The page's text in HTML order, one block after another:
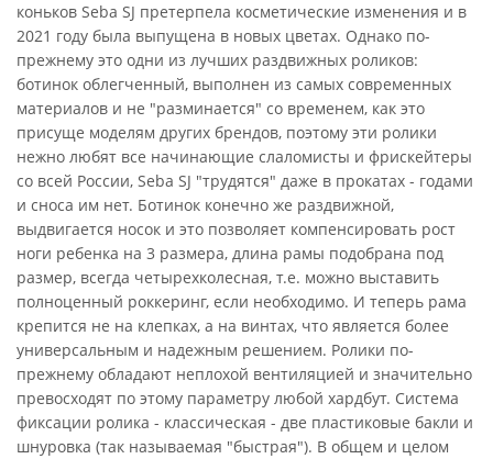
коньков Seba SJ претерпела косметические изменения и в
2021 году была выпущена в новых цветах. Однако по-
прежнему это одни из лучших раздвижных роликов:
ботинок облегченный, выполнен из самых современных
материалов и не "разминается" со временем, как это
присуще моделям других брендов, поэтому эти ролики
нежно любят все начинающие слаломисты и фрискейтеры
со всей России, Seba SJ "трудятся" даже в прокатах - годами
и сноса им нет. Ботинок конечно же раздвижной,
выдвигается носок и это позволяет компенсировать рост
ноги ребенка на 3 размера, длина рамы подобрана под
размер, всегда четырехколесная, т.е. можно выставить
полноценный роккеринг, если необходимо. И теперь рама
крепится не на клепках, а на винтах, что является более
универсальным и надежным решением. Ролики по-
прежнему обладают неплохой вентиляцией и значительно
превосходят по этому параметру любой хардбут. Система
фиксации ролика - классическая - две пластиковые бакли и
шнуровка (так называемая "быстрая"). В общем и целом